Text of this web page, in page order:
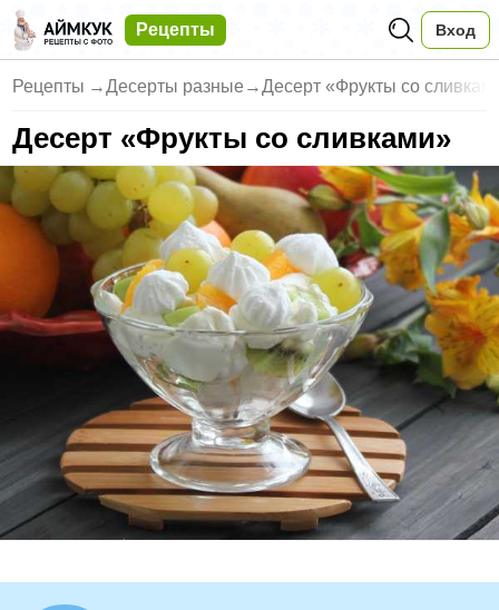
Рецепты Вход
Рецепты →Десерты разные →Десерт «Фрукты со
Десерт «Фрукты со сливками»